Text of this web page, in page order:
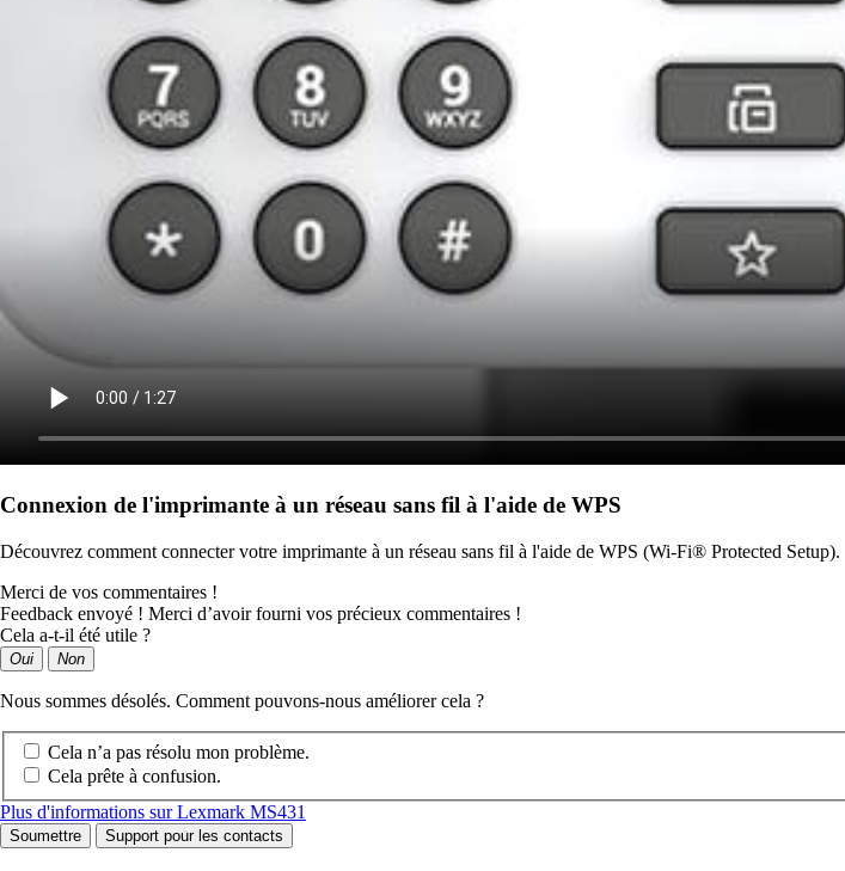
Connexion de l'imprimante à un réseau sans fil à l'aide de WPS
Découvrez comment connecter votre imprimante à un réseau sans fil à l'aide de WPS (Wi-Fi® Protected Setup).
Merci de vos commentaires !
Feedback envoyé ! Merci d’avoir fourni vos précieux commentaires !
Cela a-t-il été utile ?
Oui Non
Nous sommes désolés. Comment pouvons-nous améliorer cela ?
Cela n’a pas résolu mon problème.
Cela prête à confusion.
Plus d'informations sur Lexmark MS431
Soumettre Support pour les contacts